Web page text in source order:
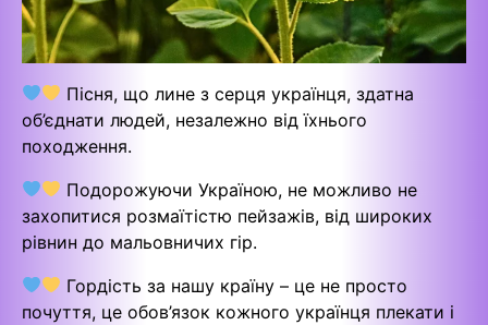
Пісня, що лине з серця українця, здатна
об’єднати людей, незалежно від їхнього
походження.
Подорожуючи Україною, не можливо не
захопитися розмаїтістю пейзажів, від широких
рівнин до мальовничих гір.
Гордість за нашу країну – це не просто
почуття, це обов’язок кожного українця плекати і